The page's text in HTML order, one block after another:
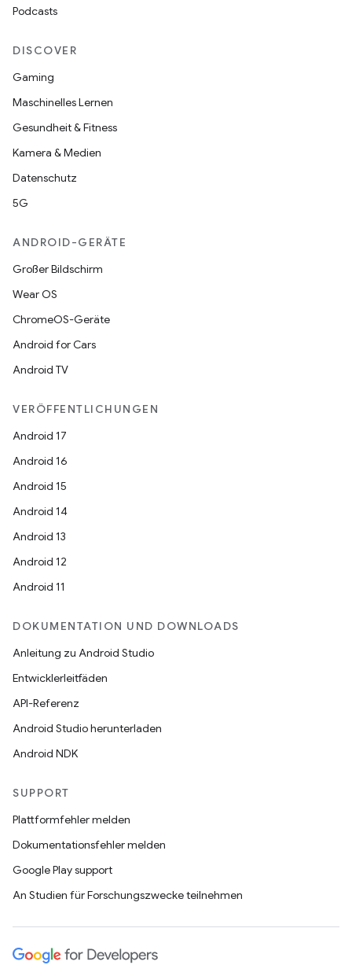
Podcasts
DISCOVER
Gaming
Maschinelles Lernen
Gesundheit & Fitness
Kamera & Medien
Datenschutz
5G
ANDROID-GERÄTE
Großer Bildschirm
Wear OS
ChromeOS-Geräte
Android for Cars
Android TV
VERÖFFENTLICHUNGEN
Android 17
Android 16
Android 15
Android 14
Android 13
Android 12
Android 11
DOKUMENTATION UND DOWNLOADS
Anleitung zu Android Studio
Entwicklerleitfäden
API-Referenz
Android Studio herunterladen
Android NDK
SUPPORT
Plattformfehler melden
Dokumentationsfehler melden
Google Play support
An Studien für Forschungszwecke teilnehmen